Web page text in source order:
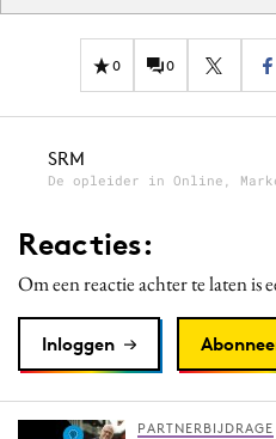
0 0
SRM
De opleider in Online,
Reacties:
Om een reactie achter te laten is
Inloggen
PARTNERBIJDRAGE